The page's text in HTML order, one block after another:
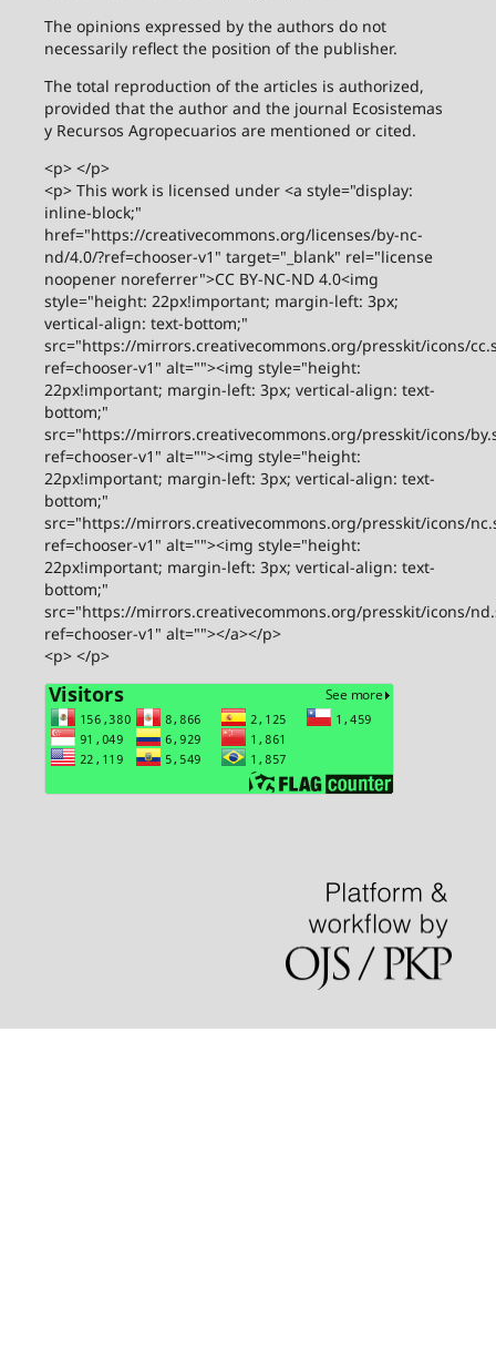
The opinions expressed by the authors do not
necessarily reflect the position of the publisher.
The total reproduction of the articles is authorized,
provided that the author and the journal Ecosistemas
y Recursos Agropecuarios are mentioned or cited.
<p> </p>
<p> This work is licensed under <a style="display:
inline-block;"
href="https://creativecommons.org/licenses/by-nc-
nd/4.0/?ref=chooser-v1" target="_blank" rel="license
noopener noreferrer">CC BY-NC-ND 4.0<img
style="height: 22px!important; margin-left: 3px;
vertical-align: text-bottom;"
src="https://mirrors.creativecommons.org/presskit/icons/
ref=chooser-v1" alt=""><img style="height:
22px!important; margin-left: 3px; vertical-align: text-
bottom;"
src="https://mirrors.creativecommons.org/presskit/icons/
ref=chooser-v1" alt=""><img style="height:
22px!important; margin-left: 3px; vertical-align: text-
bottom;"
src="https://mirrors.creativecommons.org/presskit/icons/
ref=chooser-v1" alt=""><img style="height:
22px!important; margin-left: 3px; vertical-align: text-
bottom;"
src="https://mirrors.creativecommons.org/presskit/icons/
ref=chooser-v1" alt=""></a></p>
<p> </p>